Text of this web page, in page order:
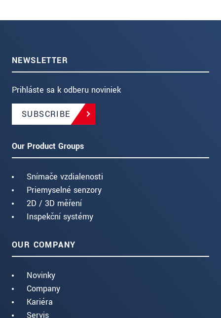
NEWSLETTER
Prihláste sa k odberu noviniek
SUBSCRIBE
Our Product Groups
Snímače vzdialenosti
Priemyselné senzory
2D / 3D měření
Inspekční systémy
OUR COMPANY
Novinky
Company
Kariéra
Servis